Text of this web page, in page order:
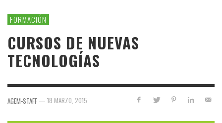
FORMACIÓN
CURSOS DE NUEVAS
TECNOLOGÍAS
AGEM-STAFF — 18 MARZO, 2015